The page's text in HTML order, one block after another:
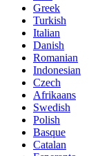
Greek
Turkish
Italian
Danish
Romanian
Indonesian
Czech
Afrikaans
Swedish
Polish
Basque
Catalan